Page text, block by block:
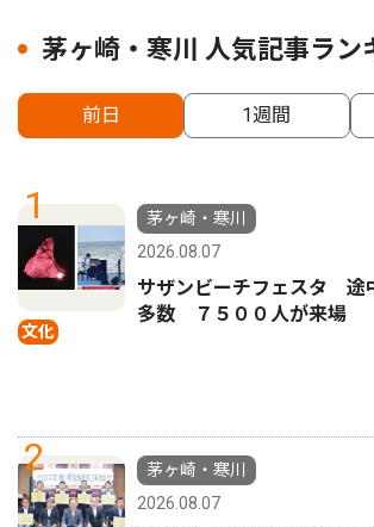
茅ヶ崎・寒川 人気記事ラン
前日 1週間
1
文化
茅ヶ崎・寒川
2026.08.07
サザンビーチフェスタ 途
多数 ７５００人が来場
2
茅ヶ崎・寒川
2026.08.07